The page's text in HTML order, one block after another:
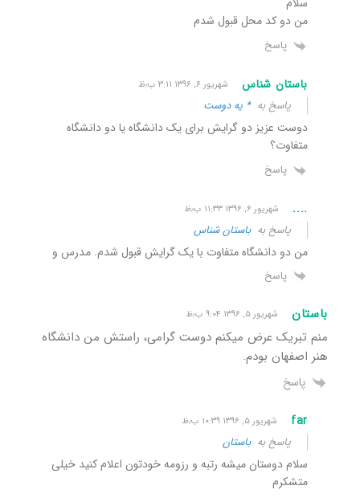
من دو کد محل قبول شدم
پاسخ
باستان شناس شهریور ۶, ۱۳۹۶ ۳:۱۱ ب٫ظ
پاسخ به* یه دوست
دوست عزیز دو گرایش برای یک دانشگاه یا دو دانشگاه
متفاوت؟
پاسخ
.... شهریور ۶, ۱۳۹۶ ۱۱:۳۳ ب٫ظ
پاسخ بهباستان شناس
من دو دانشگاه متفاوت با یک گرایش قبول شدم. مدرس و
پاسخ
باستان شهریور ۵, ۱۳۹۶ ۹:۰۴ ب٫ظ
منم تبریک عرض میکنم دوست گرامی، راستش من دانشگاه
هنر اصفهان بودم.
پاسخ
far شهریور ۵, ۱۳۹۶ ۱۰:۳۹ ب٫ظ
پاسخ بهباستان
سلام دوستان میشه رتبه و رزومه خودتون اعلام کنید خیلی
متشکرم